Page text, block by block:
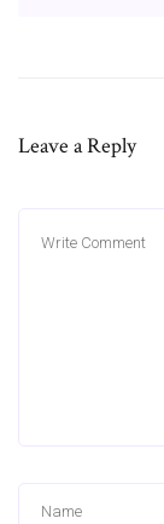
Leave a Reply